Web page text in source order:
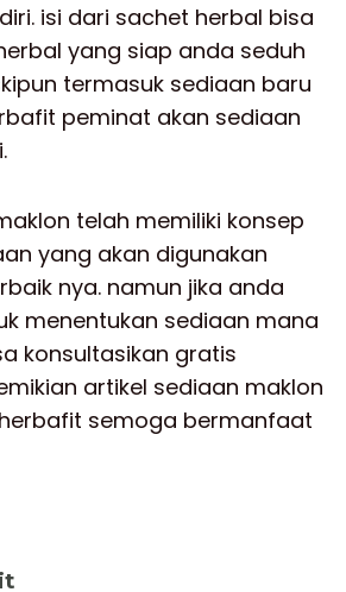
isi dari sachet herbal bisa
yang siap anda seduh
termasuk sediaan baru
peminat akan sediaan
telah memiliki konsep
yang akan digunakan
nya. namun jika anda
menentukan sediaan mana
konsultasikan gratis
artikel sediaan maklon
semoga bermanfaat